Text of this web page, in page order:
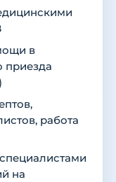
в
приезда
работа
на